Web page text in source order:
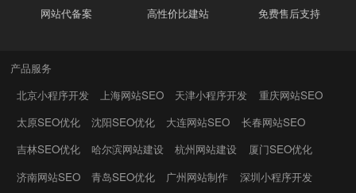
网站代备案 高性价比建站 免费售后支持
产品服务
北京小程序开发
上海网站SEO 天津小程序开发
重庆网站SEO
太原SEO优化
沈阳SEO优化 大连网站SEO
长春网站SEO
吉林SEO优化
哈尔滨网站建设 杭州网站建设
厦门SEO优化
济南网站SEO
青岛SEO优化 广州网站制作 深圳小程序开发